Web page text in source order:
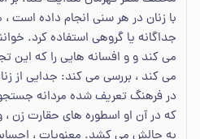
با زنان در هر سنی انجام داده است
جداگانه یا گروهی استفاده کرد.
می کند و و افسانه هایی را که این
می کند ، بررسی می کند: جدایی از
در فرهنگ تعریف شده مردانه
که در آن او اسطوره های حقارت زن